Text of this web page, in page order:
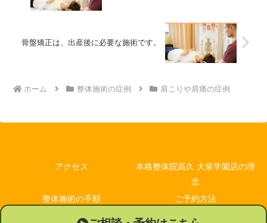
骨盤矯正は、出産後に必要な施術です。
ホーム 整体施術の症例 肩こりや肩痛の症例
アクセス
本格整体院高久 大泉学園店の理
念
整体施術の手順
ご予約方法
休診日